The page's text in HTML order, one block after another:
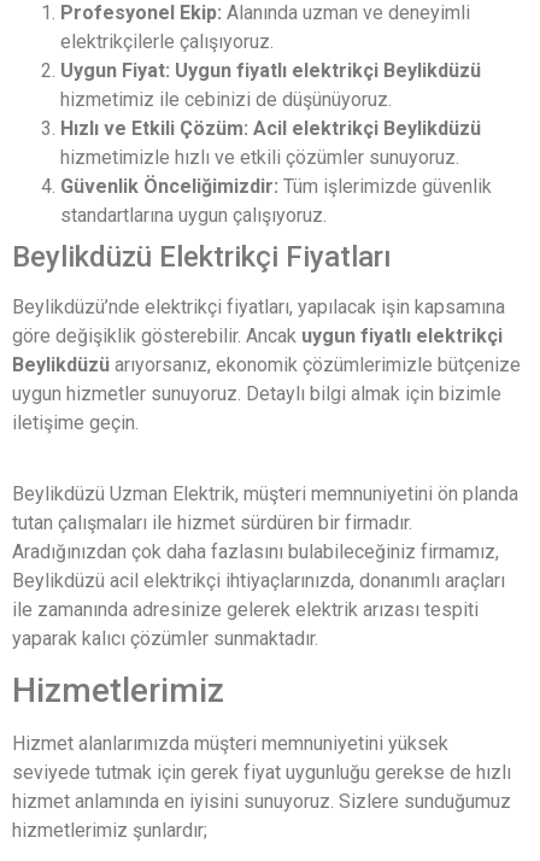
Profesyonel Ekip: Alanında uzman ve deneyimli
elektrikçilerle çalışıyoruz.
Uygun Fiyat: Uygun fiyatlı elektrikçi Beylikdüzü
hizmetimiz ile cebinizi de düşünüyoruz.
Hızlı ve Etkili Çözüm: Acil elektrikçi Beylikdüzü
hizmetimizle hızlı ve etkili çözümler sunuyoruz.
Güvenlik Önceliğimizdir: Tüm işlerimizde güvenlik
standartlarına uygun çalışıyoruz.
Beylikdüzü Elektrikçi Fiyatları
Beylikdüzü’nde elektrikçi fiyatları, yapılacak işin kapsamına
göre değişiklik gösterebilir. Ancak uygun fiyatlı elektrikçi
Beylikdüzü arıyorsanız, ekonomik çözümlerimizle bütçenize
uygun hizmetler sunuyoruz. Detaylı bilgi almak için bizimle
iletişime geçin.
Beylikdüzü Uzman Elektrik, müşteri memnuniyetini ön planda
tutan çalışmaları ile hizmet sürdüren bir firmadır.
Aradığınızdan çok daha fazlasını bulabileceğiniz firmamız,
Beylikdüzü acil elektrikçi ihtiyaçlarınızda, donanımlı araçları
ile zamanında adresinize gelerek elektrik arızası tespiti
yaparak kalıcı çözümler sunmaktadır.
Hizmetlerimiz
Hizmet alanlarımızda müşteri memnuniyetini yüksek
seviyede tutmak için gerek fiyat uygunluğu gerekse de hızlı
hizmet anlamında en iyisini sunuyoruz. Sizlere sunduğumuz
hizmetlerimiz şunlardır;